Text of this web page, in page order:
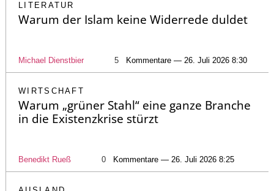
LITERATUR
Warum der Islam keine Widerrede duldet
Michael Dienstbier 5 Kommentare — 26. Juli 2026 8:30
WIRTSCHAFT
Warum „grüner Stahl“ eine ganze Branche
in die Existenzkrise stürzt
Benedikt Rueß 0 Kommentare — 26. Juli 2026 8:25